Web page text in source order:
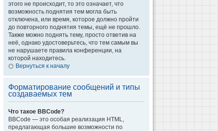
этого не происходит, то это означает, что
возможность поднятия тем могла быть
отключена, или время, которое должно пройти
до повторного поднятия темы, ещё не прошло.
Также можно поднять тему, просто ответив на
неё, однако удостоверьтесь, что тем самым вы
не нарушаете правила конференции, на
которой находитесь.
Вернуться к началу
Форматирование сообщений и типы
создаваемых тем
Что такое BBCode?
BBCode — это особая реализация HTML,
предлагающая большие возможности по